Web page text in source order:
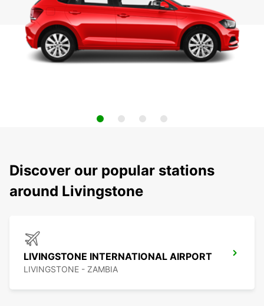
Discover our popular stations
around Livingstone
LIVINGSTONE INTERNATIONAL AIRPORT
LIVINGSTONE - ZAMBIA